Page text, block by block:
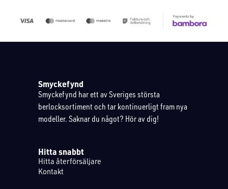
Smyckefynd
Smyckefynd har ett av Sveriges största
berlocksortiment och tar kontinuerligt fram nya
modeller. Saknar du något? Hör av dig!
Hitta snabbt
Hitta återförsäljare
Kontakt